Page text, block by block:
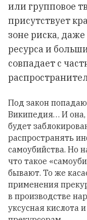
или групповое
присутствует
зоне риска,
ресурса и
совпадает с
Под закон
Википедия… И она,
будет
распространять
самоубийства. Но
что такое
бывают. То же
применения
в производстве
уксусная кислота